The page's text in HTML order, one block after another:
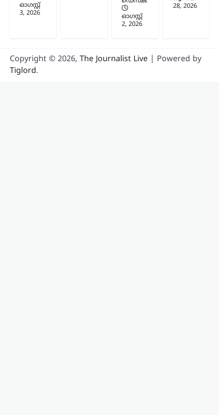
ഓഗസ്റ്റ്‌
3, 2026
ഓഗസ്റ്റ്‌
2, 2026
28, 2026
Copyright © 2026, The Journalist Live | Powered by
Tiglord.